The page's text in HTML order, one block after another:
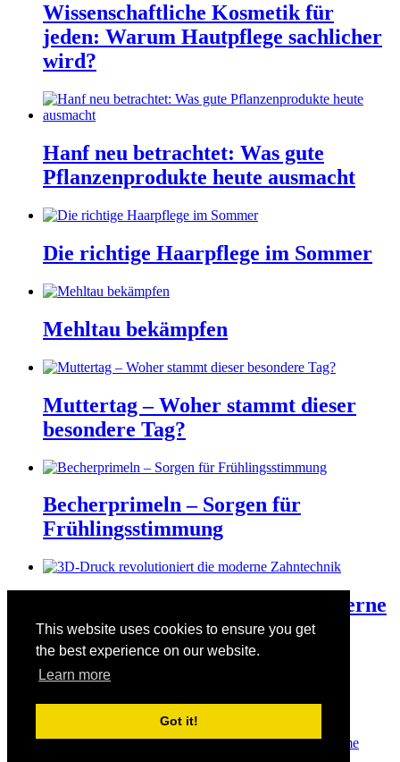
This website uses cookies to ensure you get
the best experience on our website.
Learn more
Got it!
Wissenschaftliche Kosmetik für
jeden: Warum Hautpflege sachlicher
wird?
Hanf neu betrachtet: Was gute
Pflanzenprodukte heute ausmacht
Die richtige Haarpflege im Sommer
Mehltau bekämpfen
Muttertag – Woher stammt dieser
besondere Tag?
Becherprimeln – Sorgen für
Frühlingsstimmung
3D-Druck revolutioniert die moderne
Zahntechnik
Der Valentinstag am 14. Februar
© Copyright 2026Manuelas bunte Welt· Designed byTheme